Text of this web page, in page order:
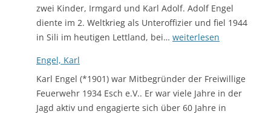
zwei Kinder, Irmgard und Karl Adolf. Adolf Engel
diente im 2. Weltkrieg als Unteroffizier und fiel 1944
in Sili im heutigen Lettland, bei… Engel,
weiterlesen
Engel, Karl
Karl Engel (*1901) war Mitbegründer der Freiwillige
Feuerwehr 1934 Esch e.V.. Er war viele Jahre in der
Jagd aktiv und engagierte sich über 60 Jahre in